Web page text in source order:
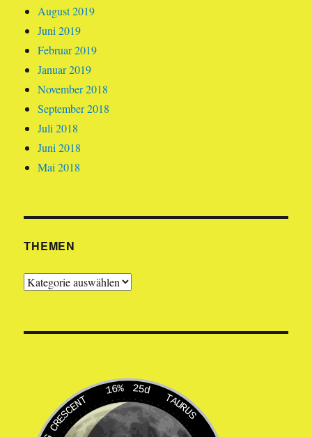
August 2019
Juni 2019
Februar 2019
Januar 2019
November 2018
September 2018
Juli 2018
Juni 2018
Mai 2018
THEMEN
Themen
16% 25d
TAURUS